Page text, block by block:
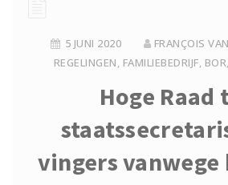
5 JUNI 2020
FRANÇOIS
REGELINGEN, FAMILIEBEDRIJF, BOR,
Hoge
vingers vanwege